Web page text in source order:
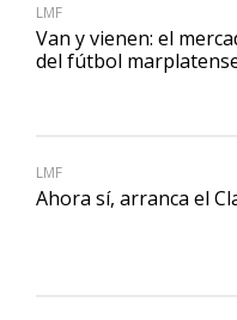
LMF
Van y vienen: el
del fútbol
LMF
Ahora sí, arranca el